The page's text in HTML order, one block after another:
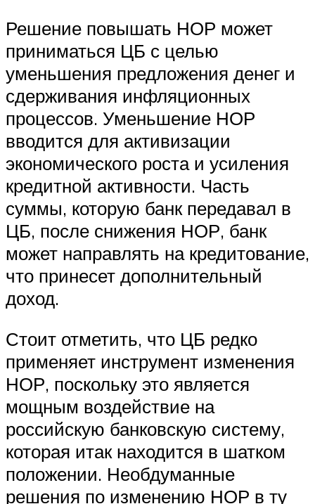
Решение повышать НОР может
приниматься ЦБ с целью
уменьшения предложения денег и
сдерживания инфляционных
процессов. Уменьшение НОР
вводится для активизации
экономического роста и усиления
кредитной активности. Часть
суммы, которую банк передавал в
ЦБ, после снижения НОР, банк
может направлять на кредитование,
что принесет дополнительный
доход.
Стоит отметить, что ЦБ редко
применяет инструмент изменения
НОР, поскольку это является
мощным воздействие на
российскую банковскую систему,
которая итак находится в шатком
положении. Необдуманные
решения по изменению НОР в ту